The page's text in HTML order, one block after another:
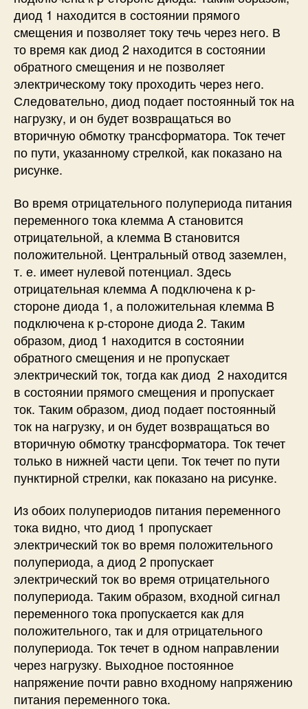
диод 1 находится в состоянии прямого
смещения и позволяет току течь через него. В
то время как диод 2 находится в состоянии
обратного смещения и не позволяет
электрическому току проходить через него.
Следовательно, диод подает постоянный ток на
нагрузку, и он будет возвращаться во
вторичную обмотку трансформатора. Ток течет
по пути, указанному стрелкой, как показано на
рисунке.
Во время отрицательного полупериода питания
переменного тока клемма A становится
отрицательной, а клемма B становится
положительной. Центральный отвод заземлен,
т. е. имеет нулевой потенциал. Здесь
отрицательная клемма A подключена к p-
стороне диода 1, а положительная клемма B
подключена к p-стороне диода 2. Таким
образом, диод 1 находится в состоянии
обратного смещения и не пропускает
электрический ток, тогда как диод 2 находится
в состоянии прямого смещения и пропускает
ток. Таким образом, диод подает постоянный
ток на нагрузку, и он будет возвращаться во
вторичную обмотку трансформатора. Ток течет
только в нижней части цепи. Ток течет по пути
пунктирной стрелки, как показано на рисунке.
Из обоих полупериодов питания переменного
тока видно, что диод 1 пропускает
электрический ток во время положительного
полупериода, а диод 2 пропускает
электрический ток во время отрицательного
полупериода. Таким образом, входной сигнал
переменного тока пропускается как для
положительного, так и для отрицательного
полупериода. Ток течет в одном направлении
через нагрузку. Выходное постоянное
напряжение почти равно входному напряжению
питания переменного тока.